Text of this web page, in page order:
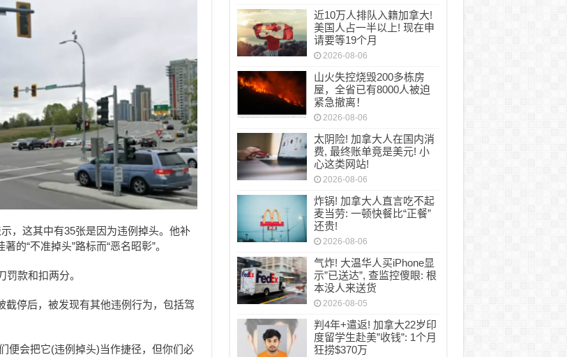
，这其中有35张是因为违例掉头。他补
的“不准掉头”路标而“恶名昭彰”。
款和扣两分。
停后，被发现有其他违例行为，包括驾
便会把它(违例掉头)当作捷径，但你们必
近10万人排队入籍加拿大!
美国人占一半以上! 现在申
请要等19个月
2026-08-06
山火失控烧毁200多栋房
屋，全省已有8000人被迫
紧急撤离！
2026-08-06
太阴险! 加拿大人在国内消
费, 最终账单竟是美元! 小
心这类网站!
2026-08-06
炸锅! 加拿大人直言吃不起
麦当劳: 一顿快餐比“正餐”
还贵!
2026-08-06
气炸! 大温华人买iPhone显
示”已送达”, 查监控傻眼: 根
本没人来送货
2026-08-05
判4年+遣返! 加拿大22岁印
度留学生赴美”收钱”: 1个月
狂捞$370万